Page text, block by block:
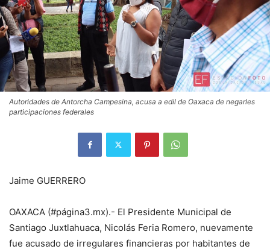
Autoridades de Antorcha Campesina, acusa a edil de Oaxaca de negarles
participaciones federales
Jaime GUERRERO
OAXACA (#página3.mx).- El Presidente Municipal de
Santiago Juxtlahuaca, Nicolás Feria Romero, nuevamente
fue acusado de irregulares financieras por habitantes de